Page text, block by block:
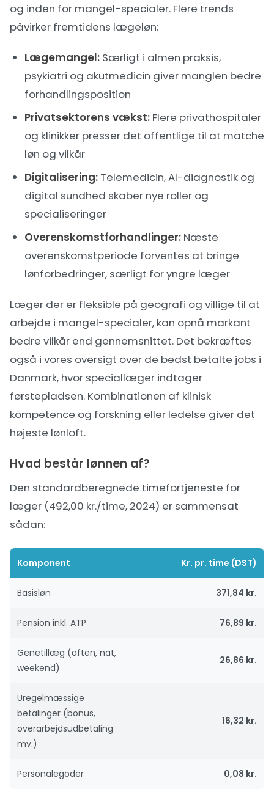
og inden for mangel-specialer. Flere trends
påvirker fremtidens lægeløn:
Lægemangel: Særligt i almen praksis,
psykiatri og akutmedicin giver manglen bedre
forhandlingsposition
Privatsektorens vækst: Flere privathospitaler
og klinikker presser det offentlige til at matche
løn og vilkår
Digitalisering: Telemedicin, AI-diagnostik og
digital sundhed skaber nye roller og
specialiseringer
Overenskomstforhandlinger: Næste
overenskomstperiode forventes at bringe
lønforbedringer, særligt for yngre læger
Læger der er fleksible på geografi og villige til at
arbejde i mangel-specialer, kan opnå markant
bedre vilkår end gennemsnittet. Det bekræftes
også i vores oversigt over de bedst betalte jobs i
Danmark, hvor speciallæger indtager
førstepladsen. Kombinationen af klinisk
kompetence og forskning eller ledelse giver det
højeste lønloft.
Hvad består lønnen af?
Den standardberegnede timefortjeneste for
læger (492,00 kr./time, 2024) er sammensat
sådan:
Komponent Kr. pr. time (DST)
Basisløn 371,84 kr.
Pension inkl. ATP 76,89 kr.
Genetillæg (aften, nat,
weekend)
26,86 kr.
Uregelmæssige
betalinger (bonus,
overarbejdsudbetaling
mv.)
16,32 kr.
Personalegoder 0,08 kr.